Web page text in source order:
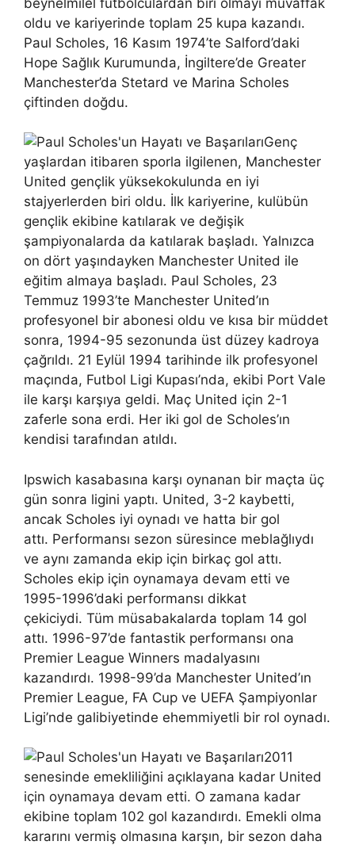
oldu ve kariyerinde toplam 25 kupa kazandı.
Paul Scholes, 16 Kasım 1974’te Salford’daki
Hope Sağlık Kurumunda, İngiltere’de Greater
Manchester’da Stetard ve Marina Scholes
çiftinden doğdu.
Genç
yaşlardan itibaren sporla ilgilenen, Manchester
United gençlik yüksekokulunda en iyi
stajyerlerden biri oldu. İlk kariyerine, kulübün
gençlik ekibine katılarak ve değişik
şampiyonalarda da katılarak başladı. Yalnızca
on dört yaşındayken Manchester United ile
eğitim almaya başladı. Paul Scholes, 23
Temmuz 1993’te Manchester United’ın
profesyonel bir abonesi oldu ve kısa bir müddet
sonra, 1994-95 sezonunda üst düzey kadroya
çağrıldı. 21 Eylül 1994 tarihinde ilk profesyonel
maçında, Futbol Ligi Kupası’nda, ekibi Port Vale
ile karşı karşıya geldi. Maç United için 2-1
zaferle sona erdi. Her iki gol de Scholes’ın
kendisi tarafından atıldı.
Ipswich kasabasına karşı oynanan bir maçta üç
gün sonra ligini yaptı. United, 3-2 kaybetti,
ancak Scholes iyi oynadı ve hatta bir gol
attı. Performansı sezon süresince meblağlıydı
ve aynı zamanda ekip için birkaç gol attı.
Scholes ekip için oynamaya devam etti ve
1995-1996’daki performansı dikkat
çekiciydi. Tüm müsabakalarda toplam 14 gol
attı. 1996-97’de fantastik performansı ona
Premier League Winners madalyasını
kazandırdı. 1998-99’da Manchester United’ın
Premier League, FA Cup ve UEFA Şampiyonlar
Ligi’nde galibiyetinde ehemmiyetli bir rol oynadı.
2011
senesinde emekliliğini açıklayana kadar United
için oynamaya devam etti. O zamana kadar
ekibine toplam 102 gol kazandırdı. Emekli olma
kararını vermiş olmasına karşın, bir sezon daha